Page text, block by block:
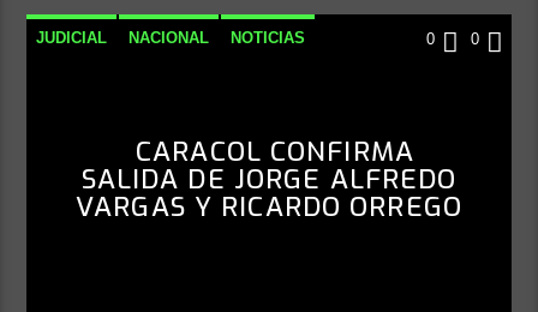
JUDICIAL NACIONAL NOTICIAS 0 0
CARACOL CONFIRMA
SALIDA DE JORGE ALFREDO
VARGAS Y RICARDO ORREGO